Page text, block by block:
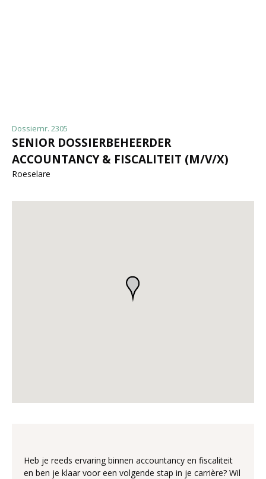
Dossiernr. 2305
SENIOR DOSSIERBEHEERDER
ACCOUNTANCY & FISCALITEIT (M/V/X)
Roeselare
Heb je reeds ervaring binnen accountancy en fiscaliteit
en ben je klaar voor een volgende stap in je carrière? Wil